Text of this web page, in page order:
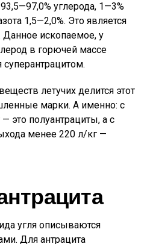
углерода, 1—3%
1,5—2,0%. Это является
ископаемое, у
в горючей массе
летучих делится этот
марки. А именно: с
это полуантрациты, а с
менее 220 л/кг —
угля описываются
Для антрацита